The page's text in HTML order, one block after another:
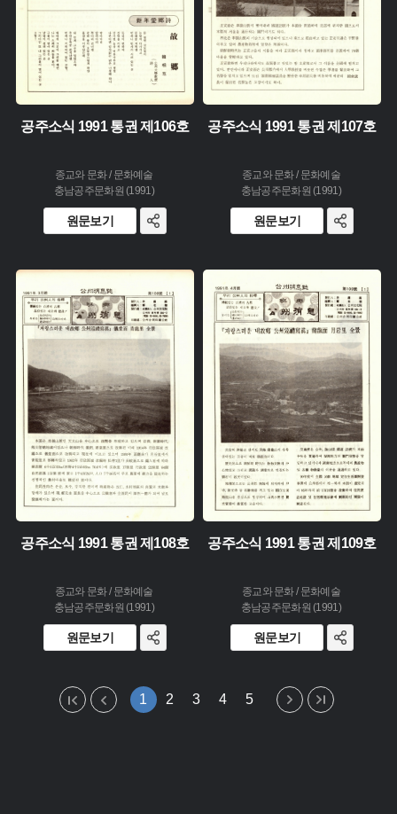
공주소식 1991 통권 제106호
종교와 문화 / 문화예술
충남공주문화원 (1991)
원문보기
공주소식 1991 통권 제107호
종교와 문화 / 문화예술
충남공주문화원 (1991)
원문보기
주제 :
유형 :
소장 :
공주소식 1991 통권 제108호
종교와 문화 / 문화예술
충남공주문화원 (1991)
원문보기
주제 :
유형 :
생산 :
소장 :
공주소식 1991 통권 제109호
종교와 문화 / 문화예술
충남공주문화원 (1991)
원문보기
1 2 3 4 5